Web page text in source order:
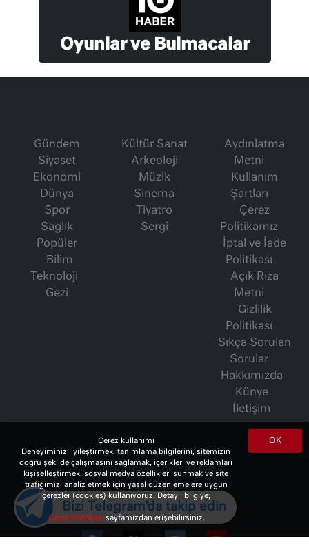
Oyunlar ve Bulmacalar
Gündem
Siyaset
Ekonomi
Dünya
Spor
Sağlık
Popüler
Bilim
Teknoloji
Gezi
Kültür Sanat
Arkeoloji
Müzik
Sinema
Tiyatro
Sergi
Aydınlatma
Metni
Kullanım
Şartları
Çerez
Politikamız
İptal ve İade
Politikası
Açık Rıza
Metni
Gizlilik
Politikası
Sıkça Sorulan
Sorular
Hakkımızda
Künye
İletişim
İsmet Berkan Yazıları
Ertuğrul Özkök Yazıları
Haftalık Gazete
OK
Çerez kullanımı
Deneyiminizi iyileştirmek, tanımlama bilgilerini, sitemizin
doğru şekilde çalışmasını sağlamak, içerikleri ve reklamları
kişiselleştirmek, sosyal medya özellikleri sunmak ve site
trafiğimizi analiz etmek için yasal düzenlemelere uygun
çerezler (cookies) kullanıyoruz. Detaylı bilgiye;
Çerez Politikasısayfamızdan erişebilirsiniz.
Bizi Telegram'da takip edin